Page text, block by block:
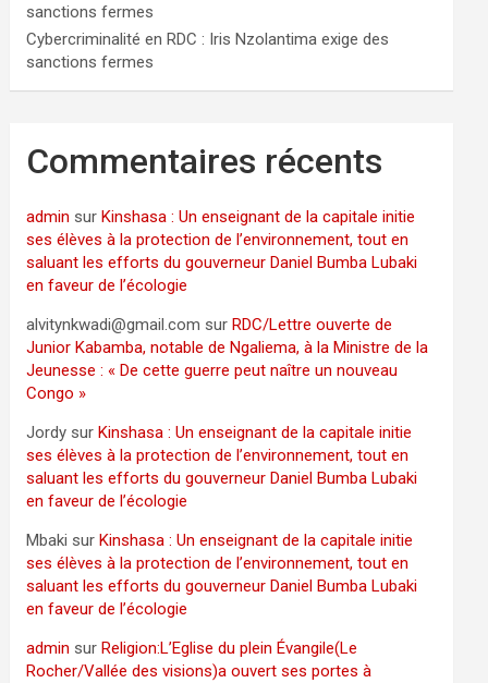
sanctions fermes
Cybercriminalité en RDC : Iris Nzolantima exige des
sanctions fermes
Commentaires récents
admin surKinshasa : Un enseignant de la capitale initie
ses élèves à la protection de l’environnement, tout en
saluant les efforts du gouverneur Daniel Bumba Lubaki
en faveur de l’écologie
alvitynkwadi@gmail.com surRDC/Lettre ouverte de
Junior Kabamba, notable de Ngaliema, à la Ministre de la
Jeunesse : « De cette guerre peut naître un nouveau
Congo »
Jordy surKinshasa : Un enseignant de la capitale initie
ses élèves à la protection de l’environnement, tout en
saluant les efforts du gouverneur Daniel Bumba Lubaki
en faveur de l’écologie
Mbaki surKinshasa : Un enseignant de la capitale initie
ses élèves à la protection de l’environnement, tout en
saluant les efforts du gouverneur Daniel Bumba Lubaki
en faveur de l’écologie
admin surReligion:L’Eglise du plein Évangile(Le
Rocher/Vallée des visions)a ouvert ses portes à